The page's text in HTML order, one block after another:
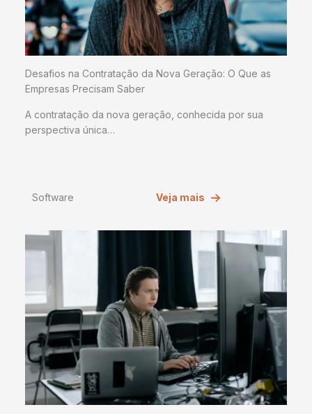
Desafios na Contratação da Nova Geração: O Que as
Empresas Precisam Saber
A contratação da nova geração, conhecida por sua
perspectiva única…
Software Veja mais